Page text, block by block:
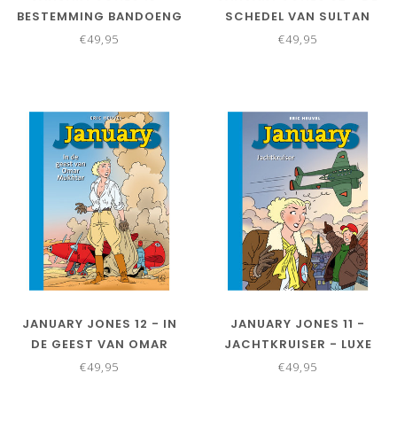
BESTEMMING BANDOENG
- LUXE
€49,95
SCHEDEL VAN SULTAN
MKWAWA - LUXE
€49,95
JANUARY JONES 12 - IN
DE GEEST VAN OMAR
MUKHTAR - LUXE
€49,95
JANUARY JONES 11 -
JACHTKRUISER - LUXE
€49,95